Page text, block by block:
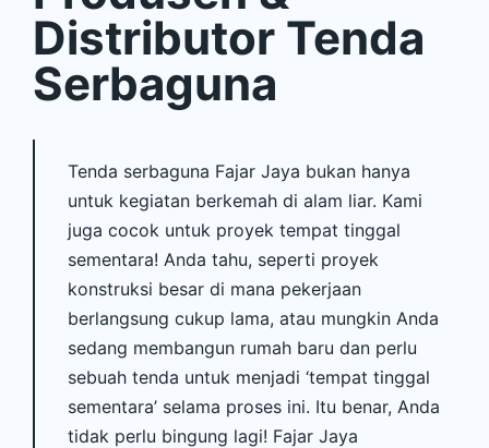
Distributor Tenda
Serbaguna
Tenda serbaguna Fajar Jaya bukan hanya
untuk kegiatan berkemah di alam liar. Kami
juga cocok untuk proyek tempat tinggal
sementara! Anda tahu, seperti proyek
konstruksi besar di mana pekerjaan
berlangsung cukup lama, atau mungkin Anda
sedang membangun rumah baru dan perlu
sebuah tenda untuk menjadi ‘tempat tinggal
sementara’ selama proses ini. Itu benar, Anda
tidak perlu bingung lagi! Fajar Jaya